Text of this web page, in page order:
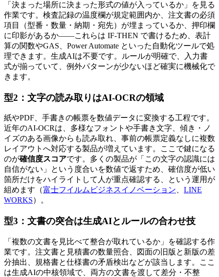
「決まった場所に決まった形式の値が入っているか」を見る
作業です。検査記録の温度欄が規定範囲内か、注文書の必須
項目（型番・数量・納期・宛先）が埋まっているか、押印欄
に印影があるか——これらは IF-THEN で書けるため、表計
算の関数やGAS、Power Automate といった自動化ツールで処
理できます。生成AIは不要です。ルールが明確で、入力書
式が揃っていて、例外パターンが少ないほど確実に機械化で
きます。
型2：文字の読み取りはAI-OCRの領域
紙やPDF、手書きの帳票を数値データに変換する工程です。
近年のAI-OCRは、多様なフォントや手書き文字、傾き・ノ
イズのある画像からも読み取れ、事前の帳票定義なしに複数
レイアウトへ対応する製品が増えています。ここで鍵になる
のが確信度スコアです。多くの製品が「この文字の認識には
自信がない」という度合いを数値で返すため、確信度が低い
箇所だけをハイライトして人が重点確認する、という運用が
組めます（富士フイルムビジネスイノベーション、 LINE
WORKS）。
型3：文書の突合は生成AIとルールの合わせ技
「複数の文書を見比べて整合が取れているか」を確認する作
業です。注文書と見積書の数量照合、図面の旧版と新版の差
分抽出、規格書と仕様書の矛盾検出などが該当します。ここ
は生成AIの中核領域で、両方の文書を渡して差分・不整